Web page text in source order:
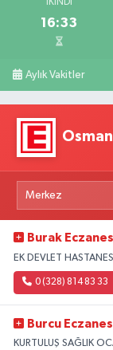
İKINDI
16:33
Aylık Vakitler
Burak
EK DEVLET
0 (328) 814 83 33
Burcu
KURTULUŞ SAĞLIK